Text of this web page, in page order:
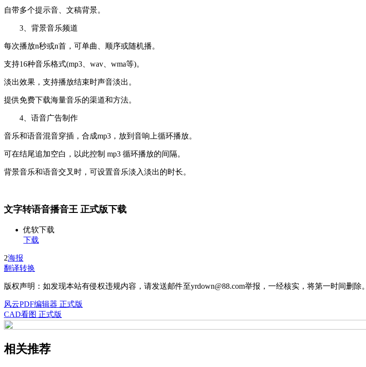
自带多个提示音、文稿背景。
3、背景音乐频道
每次播放n秒或n首，可单曲、顺序或随机播。
支持16种音乐格式(mp3、wav、wma等)。
淡出效果，支持播放结束时声音淡出。
提供免费下载海量音乐的渠道和方法。
4、语音广告制作
音乐和语音混音穿插，合成mp3，放到音响上循环播放。
可在结尾追加空白，以此控制 mp3 循环播放的间隔。
背景音乐和语音交叉时，可设置音乐淡入淡出的时长。
文字转语音播音王 正式版下载
优软下载
下载
2海报
翻译转换
版权声明：如发现本站有侵权违规内容，请发送邮件至yrdown@88.com举报，一经核实，将第一时间删除。
风云PDF编辑器 正式版
CAD看图 正式版
相关推荐